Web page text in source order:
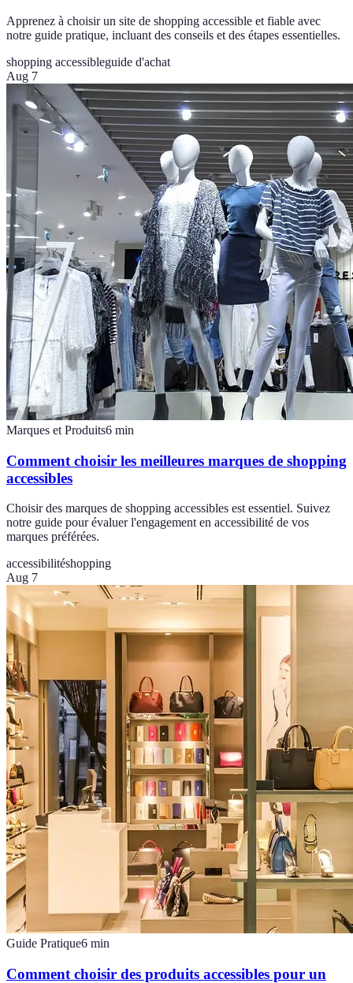
Apprenez à choisir un site de shopping accessible et fiable avec
notre guide pratique, incluant des conseils et des étapes essentielles.
shopping accessibleguide d'achat
Aug 7
Marques et Produits6 min
Comment choisir les meilleures marques de shopping
accessibles
Choisir des marques de shopping accessibles est essentiel. Suivez
notre guide pour évaluer l'engagement en accessibilité de vos
marques préférées.
accessibilitéshopping
Aug 7
Guide Pratique6 min
Comment choisir des produits accessibles pour un